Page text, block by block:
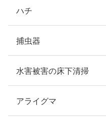
ハチ
捕虫器
水害被害の床下清掃
アライグマ